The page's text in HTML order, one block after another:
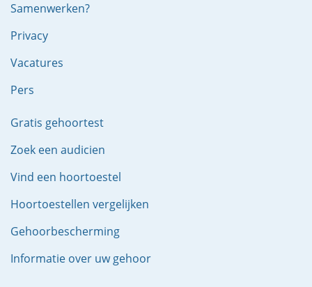
Samenwerken?
Privacy
Vacatures
Pers
Gratis gehoortest
Zoek een audicien
Vind een hoortoestel
Hoortoestellen vergelijken
Gehoorbescherming
Informatie over uw gehoor